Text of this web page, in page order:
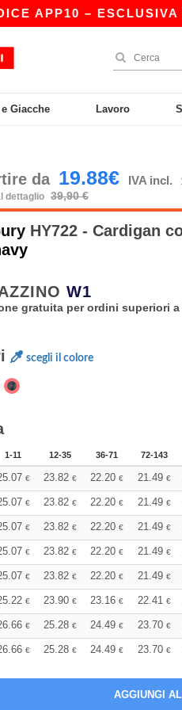
– ESCLUSIVA
Giacche Lavoro
da 19.88€ IVA incl.
dettaglio 39,90 €
HY722 - Cardigan
W1
gratuita per ordini superiori a
scegli il colore
1-11 12-35 36-71 72-143
€ 23.82 € 22.20 € 21.49 €
€ 23.82 € 22.20 € 21.49 €
€ 23.82 € 22.20 € 21.49 €
€ 23.82 € 22.20 € 21.49 €
€ 23.82 € 22.20 € 21.49 €
€ 23.90 € 23.16 € 22.41 €
€ 25.28 € 24.49 € 23.70 €
€ 25.28 € 24.49 € 23.70 €